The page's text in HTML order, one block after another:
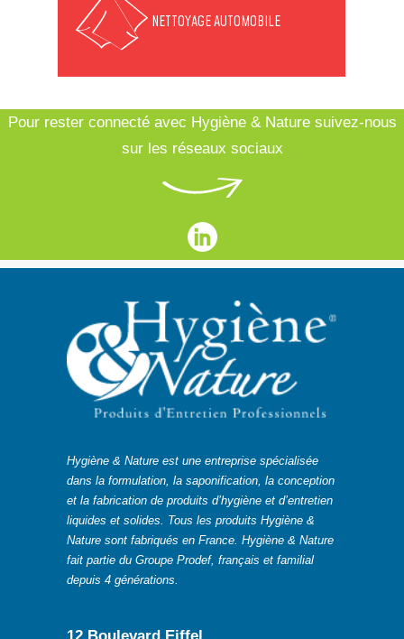
NETTOYAGE AUTOMOBILE
Pour rester connecté avec Hygiène & Nature suivez-nous
sur les réseaux sociaux
Hygiène & Nature est une entreprise spécialisée
dans la formulation, la saponification, la conception
et la fabrication de produits d’hygiène et d’entretien
liquides et solides. Tous les produits Hygiène &
Nature sont fabriqués en France. Hygiène & Nature
fait partie du Groupe Prodef, français et familial
depuis 4 générations.